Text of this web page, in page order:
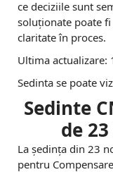
ce deciziile sunt
soluționate poate
claritate în proces.
Ultima actualizare:
Sedinta se poate
Sedinte
de
La ședința din 23
pentru